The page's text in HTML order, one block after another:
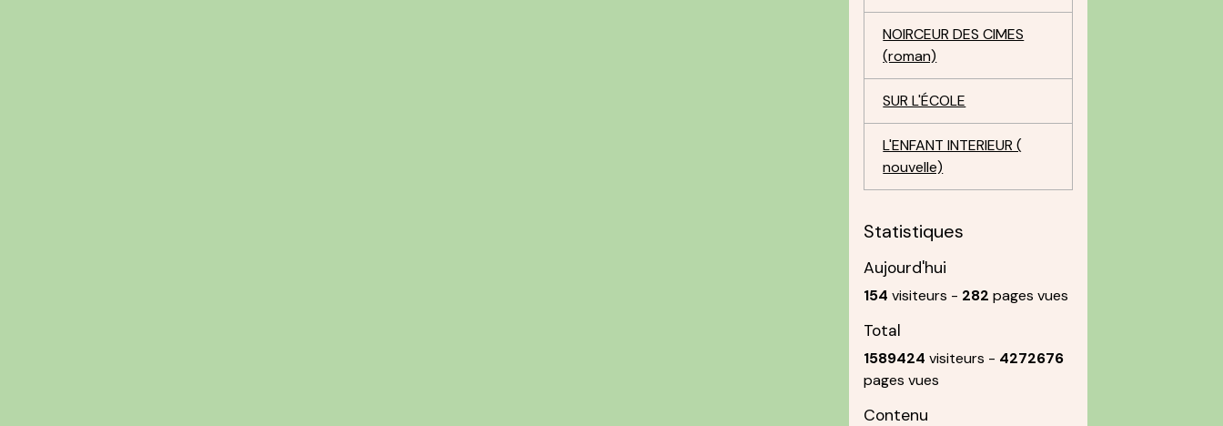
NOIRCEUR DES CIMES
(roman)
SUR L'ÉCOLE
L'ENFANT INTERIEUR (
nouvelle)
Statistiques
Aujourd'hui
154 visiteurs - 282 pages vues
Total
1589424 visiteurs - 4272676
pages vues
Contenu